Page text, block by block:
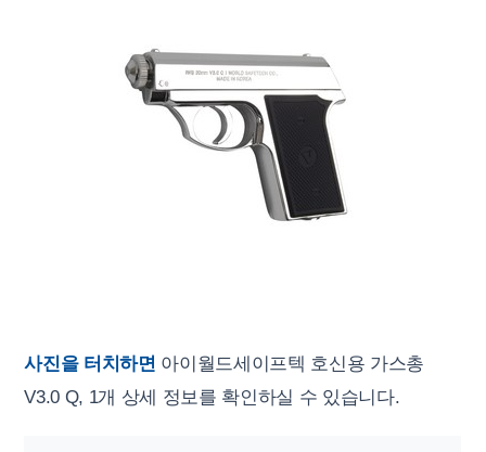
사진을 터치하면 아이월드세이프텍 호신용 가스총
V3.0 Q, 1개 상세 정보를 확인하실 수 있습니다.